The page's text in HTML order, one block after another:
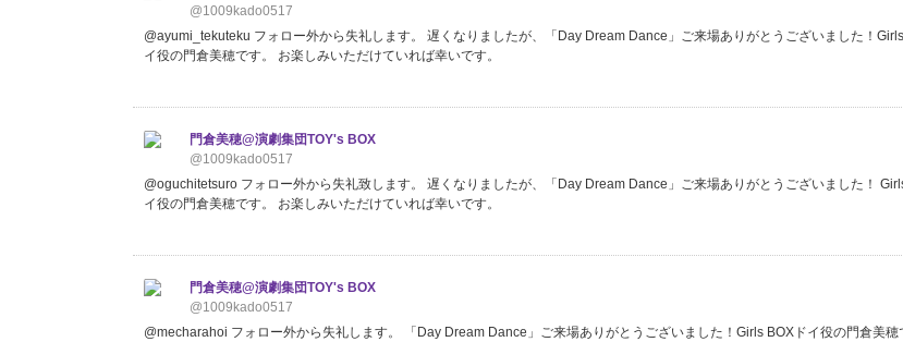
@1009kado0517
@ayumi_tekuteku フォロー外から失礼します。 遅くなりましたが、「Day Dream Dance」ご来場ありがとうございました！
イ役の門倉美穂です。 お楽しみいただけていれば幸いです。
門倉美穂@演劇集団TOY's BOX
@1009kado0517
@oguchitetsuro フォロー外から失礼致します。 遅くなりましたが、「Day Dream Dance」ご来場ありがとうございました！
イ役の門倉美穂です。 お楽しみいただけていれば幸いです。
門倉美穂@演劇集団TOY's BOX
@1009kado0517
@mecharahoi フォロー外から失礼します。 「Day Dream Dance」ご来場ありがとうございました！Girls BOXドイ役の門倉美穂